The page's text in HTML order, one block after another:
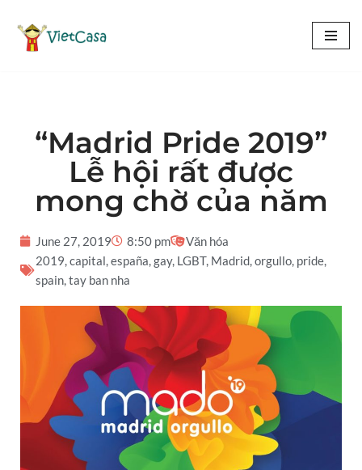
Chuyển
“Madrid Pride 2019”
Lễ hội rất được
mong chờ của năm
June 27, 2019 8:50 pm
Văn hóa
2019,capital,españa,gay, LGBT, Madrid,orgullo, pride,
spain,tay ban nha